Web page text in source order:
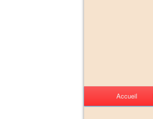
Accueil